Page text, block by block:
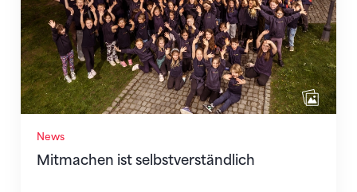
News
Mitmachen ist selbstverständlich